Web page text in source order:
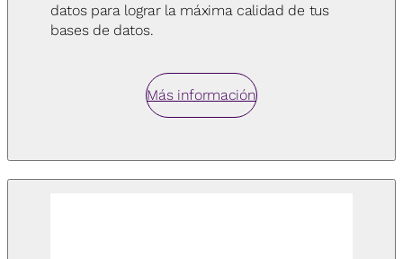
datos para lograr la máxima calidad de tus
bases de datos.
Más información